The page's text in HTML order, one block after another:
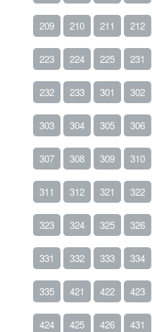
209 210 211 212
223 224 225 231
232 233 301 302
303 304 305 306
307 308 309 310
311 312 321 322
323 324 325 326
331 332 333 334
335 421 422 423
424 425 426 431